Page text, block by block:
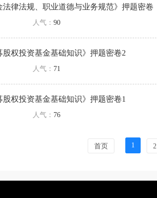
法律法规、职业道德与业务规范》押题密卷
人气： 90
股权投资基金基础知识》押题密卷2
人气： 71
股权投资基金基础知识》押题密卷1
人气： 76
首页 1 2